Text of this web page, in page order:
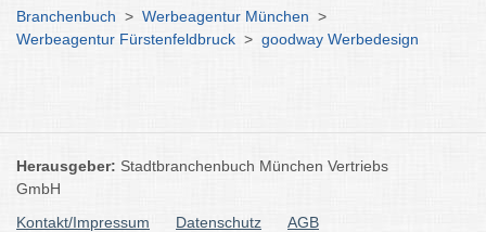
Branchenbuch > Werbeagentur München >
Werbeagentur Fürstenfeldbruck > goodway Werbedesign
Herausgeber: Stadtbranchenbuch München Vertriebs
GmbH
Kontakt/Impressum
Datenschutz AGB